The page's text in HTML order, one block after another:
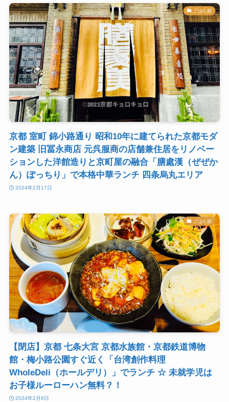
ごはん処
京都 室町 錦小路通り 昭和10年に建てられた京都モダ
ン建築 旧冨永商店 元呉服商の店舗兼住居をリノベー
ションした洋館造りと京町屋の融合「膳處漢（ぜぜか
ん）ぽっちり」で本格中華ランチ 四条烏丸エリア
2024年2月17日
ごはん処
【閉店】京都 七条大宮 京都水族館・京都鉄道博物
館・梅小路公園すぐ近く「台湾創作料理
WholeDeli（ホールデリ）」でランチ ☆ 未就学児は
お子様ルーローハン無料？！
2024年2月8日